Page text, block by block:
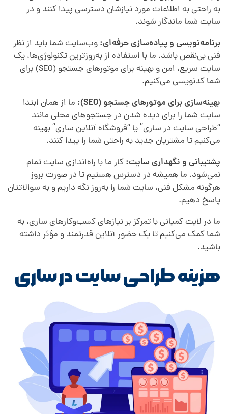
به راحتی به اطلاعات مورد نیازشان دسترسی پیدا کنند و در
سایت شما ماندگار شوند.
برنامه‌نویسی و پیاده‌سازی حرفه‌ای:وب‌سایت شما باید از نظر
فنی بی‌نقص باشد. ما با استفاده از به‌روزترین تکنولوژی‌ها، یک
سایت سریع، امن و بهینه برای موتورهای جستجو (SEO) برای
شما کدنویسی می‌کنیم.
بهینه‌سازی برای موتورهای جستجو (SEO):
ما از همان ابتدا
سایت شما را برای دیده شدن در جستجوهای محلی مانند
“طراحی سایت در ساری” یا “فروشگاه آنلاین ساری” بهینه
می‌کنیم تا مشتریان جدید به راحتی شما را پیدا کنند.
پشتیبانی و نگهداری سایت:کار ما با راه‌اندازی سایت تمام
نمی‌شود. ما همیشه در دسترس هستیم تا در صورت بروز
هرگونه مشکل فنی، سایت شما را به‌روز نگه داریم و به سوالاتتان
پاسخ دهیم.
ما در لایت کمپانی با تمرکز بر نیازهای کسب‌وکارهای ساری، به
شما کمک می‌کنیم تا یک حضور آنلاین قدرتمند و مؤثر داشته
باشید.
هزینه طراحی سایت در ساری